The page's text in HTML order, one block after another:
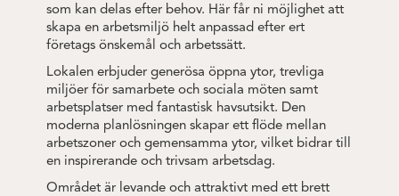
som kan delas efter behov. Här får ni möjlighet att
skapa en arbetsmiljö helt anpassad efter ert
företags önskemål och arbetssätt.
Lokalen erbjuder generösa öppna ytor, trevliga
miljöer för samarbete och sociala möten samt
arbetsplatser med fantastisk havsutsikt. Den
moderna planlösningen skapar ett flöde mellan
arbetszoner och gemensamma ytor, vilket bidrar till
en inspirerande och trivsam arbetsdag.
Området är levande och attraktivt med ett brett